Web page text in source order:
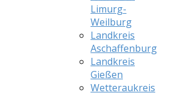
Limurg-
Weilburg
Landkreis
Aschaffenburg
Landkreis
Gießen
Wetteraukreis